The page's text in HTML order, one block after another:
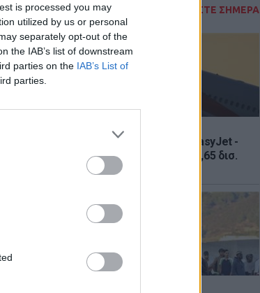
is processed you may
utilized by us or personal
separately opt-out of the
the IAB’s list of downstream
parties on the IAB’s List of
parties.
ΔΙΑΒΑΣΤΕ ΣΗΜΕΡΑ
Συμφωνία εξαγοράς για την EasyJet -
Στην αμερικανική Appolo για 6,65 δισ.